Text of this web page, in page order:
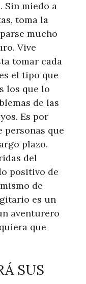
Sin miedo a
toma la
mucho
Vive
tomar cada
el tipo que
los que lo
de las
Es por
personas que
plazo.
del
positivo de
de
es un
aventurero
que
SUS